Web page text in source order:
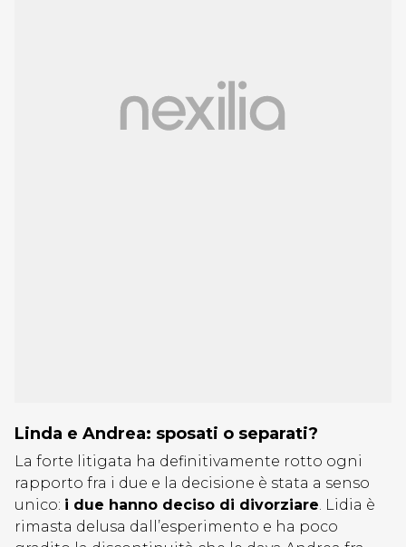
Linda e Andrea: sposati o separati?
La forte litigata ha definitivamente rotto ogni
rapporto fra i due e la decisione è stata a senso
unico: i due hanno deciso di divorziare. Lidia è
rimasta delusa dall’esperimento e ha poco